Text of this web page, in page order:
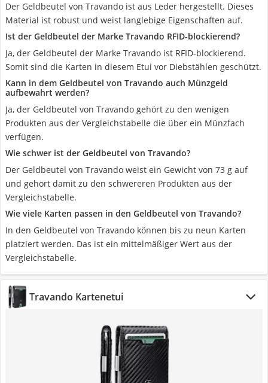
Der Geldbeutel von Travando ist aus Leder hergestellt. Dieses
Material ist robust und weist langlebige Eigenschaften auf.
Ist der Geldbeutel der Marke Travando RFID-blockierend?
Ja, der Geldbeutel der Marke Travando ist RFID-blockierend.
Somit sind die Karten in diesem Etui vor Diebstählen geschützt.
Kann in dem Geldbeutel von Travando auch Münzgeld
aufbewahrt werden?
Ja, der Geldbeutel von Travando gehört zu den wenigen
Produkten aus der Vergleichstabelle die über ein Münzfach
verfügen.
Wie schwer ist der Geldbeutel von Travando?
Der Geldbeutel von Travando weist ein Gewicht von 73 g auf
und gehört damit zu den schwereren Produkten aus der
Vergleichstabelle.
Wie viele Karten passen in den Geldbeutel von Travando?
In den Geldbeutel von Travando können bis zu neun Karten
platziert werden. Das ist ein mittelmäßiger Wert aus der
Vergleichstabelle.
Travando Kartenetui